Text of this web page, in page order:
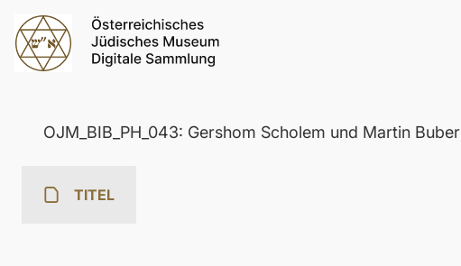
OJM_BIB_PH_043: Gershom Scholem und Martin Buber
TITEL